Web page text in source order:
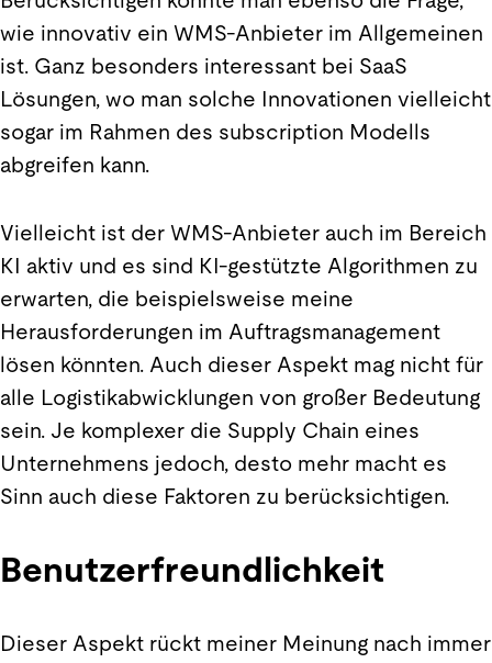
wie innovativ ein WMS-Anbieter im Allgemeinen
ist. Ganz besonders interessant bei SaaS
Lösungen, wo man solche Innovationen vielleicht
sogar im Rahmen des subscription Modells
abgreifen kann.
Vielleicht ist der WMS-Anbieter auch im Bereich
KI aktiv und es sind KI-gestützte Algorithmen zu
erwarten, die beispielsweise meine
Herausforderungen im Auftragsmanagement
lösen könnten. Auch dieser Aspekt mag nicht für
alle Logistikabwicklungen von großer Bedeutung
sein. Je komplexer die Supply Chain eines
Unternehmens jedoch, desto mehr macht es
Sinn auch diese Faktoren zu berücksichtigen.
Benutzerfreundlichkeit
Dieser Aspekt rückt meiner Meinung nach immer